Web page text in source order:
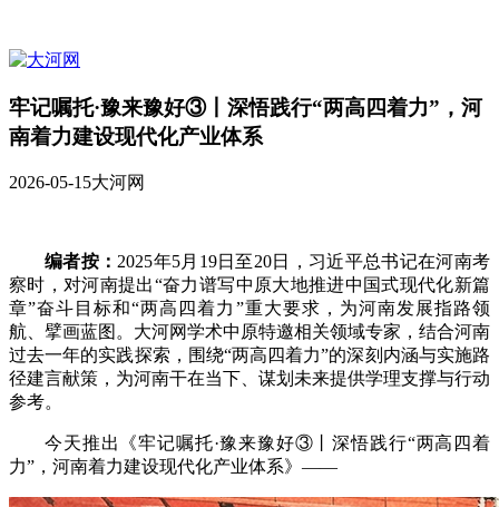
牢记嘱托·豫来豫好③丨深悟践行“两高四着力”，河
南着力建设现代化产业体系
2026-05-15大河网
编者按：2025年5月19日至20日，习近平总书记在河南考
察时，对河南提出“奋力谱写中原大地推进中国式现代化新篇
章”奋斗目标和“两高四着力”重大要求，为河南发展指路领
航、擘画蓝图。大河网学术中原特邀相关领域专家，结合河南
过去一年的实践探索，围绕“两高四着力”的深刻内涵与实施路
径建言献策，为河南干在当下、谋划未来提供学理支撑与行动
参考。
今天推出《牢记嘱托·豫来豫好③丨深悟践行“两高四着
力”，河南着力建设现代化产业体系》——